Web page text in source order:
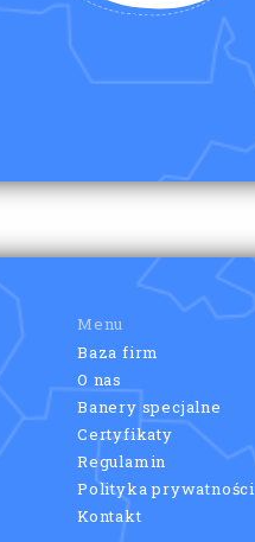
Menu
Baza firm
O nas
Banery specjalne
Certyfikaty
Regulamin
Polityka prywatności
Kontakt